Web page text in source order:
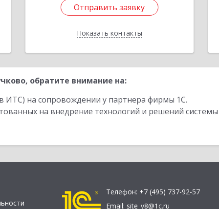
Отправить заявку
Показать контакты
Отправить заявку
Назад
обратите внимание на:
ИТС) на сопровождении у партнера фирмы 1С.
на внедрение технологий и решений
Телефон: +7 (495) 737-92-57
Email: site_v8@1c.ru